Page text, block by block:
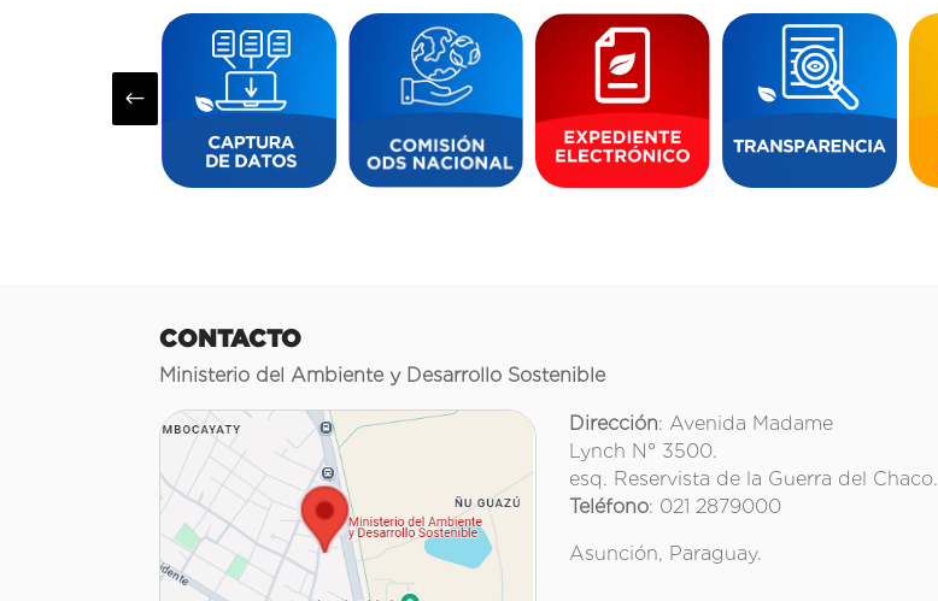
#
CONTACTO
Ministerio del Ambiente y Desarrollo Sostenible
Dirección: Avenida Madame
Lynch N° 3500.
esq. Reservista de la Guerra del Chaco.
Teléfono: 021 2879000
Asunción, Paraguay.